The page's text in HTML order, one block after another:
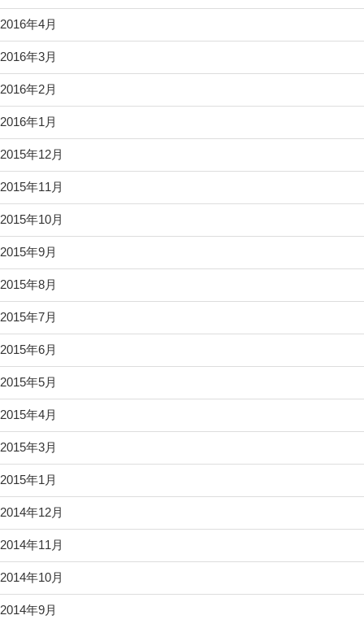
2016年4月
2016年3月
2016年2月
2016年1月
2015年12月
2015年11月
2015年10月
2015年9月
2015年8月
2015年7月
2015年6月
2015年5月
2015年4月
2015年3月
2015年1月
2014年12月
2014年11月
2014年10月
2014年9月